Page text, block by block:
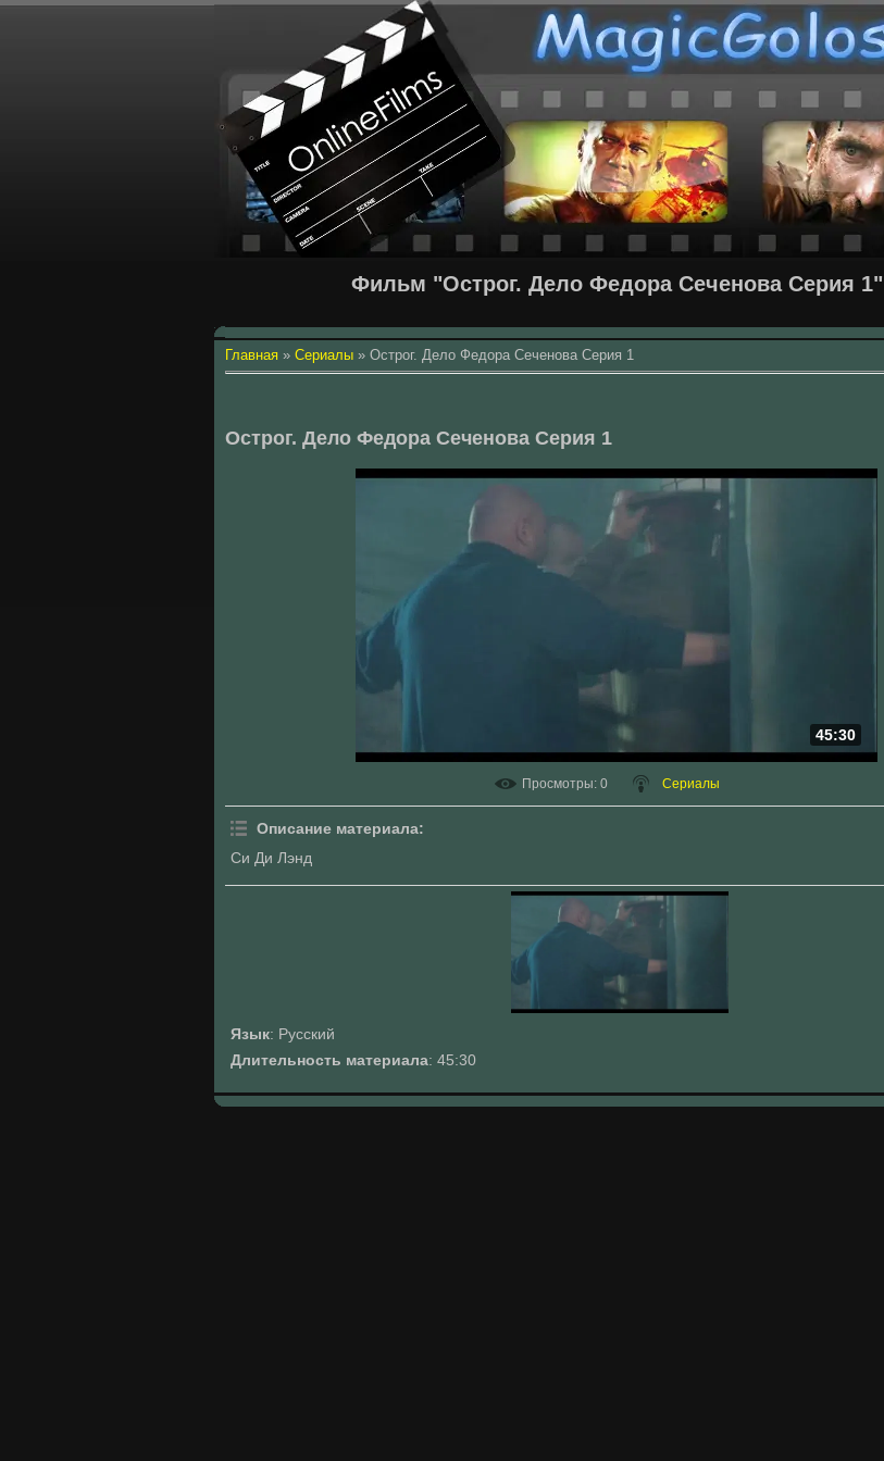
Фильм "Острог. Дело Федора Сеченова Серия 1"
Главная » Сериалы » Острог. Дело Федора Сеченова Серия 1
Острог. Дело Федора Сеченова Серия 1
45:30
Просмотры: 0 Сериалы
Описание материала:
Си Ди Лэнд
Язык: Русский
Длительность материала: 45:30